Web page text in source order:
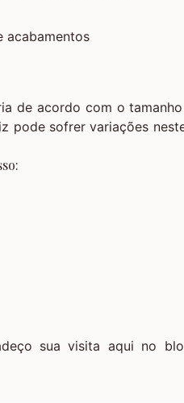
acabamentos
de acordo com o
pode sofrer variações
sua visita aqui no